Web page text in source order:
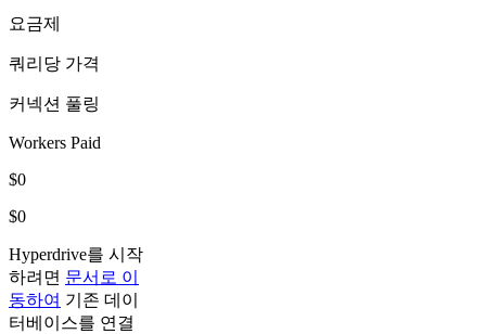
요금제
쿼리당 가격
커넥션 풀링
Workers Paid
$0
$0
Hyperdrive를 시작
하려면 문서로 이
동하여 기존 데이
터베이스를 연결